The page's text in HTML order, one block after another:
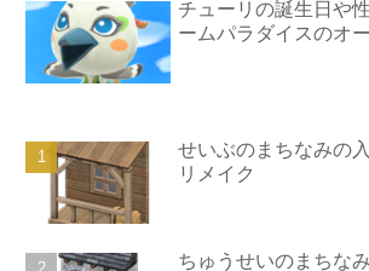
チューリの誕生日や
ームパラダイスのオ
せいぶのまちなみの
リメイク
ちゅうせいのまちな